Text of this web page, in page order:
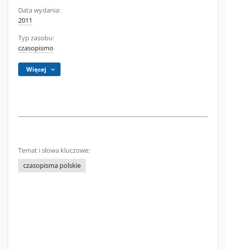
Data wydania:
2011
Typ zasobu:
czasopismo
Więcej
Temat i słowa kluczowe:
czasopisma polskie